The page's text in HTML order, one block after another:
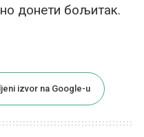
донети бољитак.
izvor na Google-u